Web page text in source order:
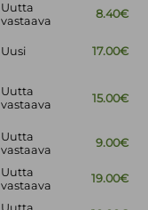
Uutta
vastaava
8.40€
Uusi 17.00€
Uutta
vastaava
15.00€
Uutta
vastaava
9.00€
Uutta
vastaava
19.00€